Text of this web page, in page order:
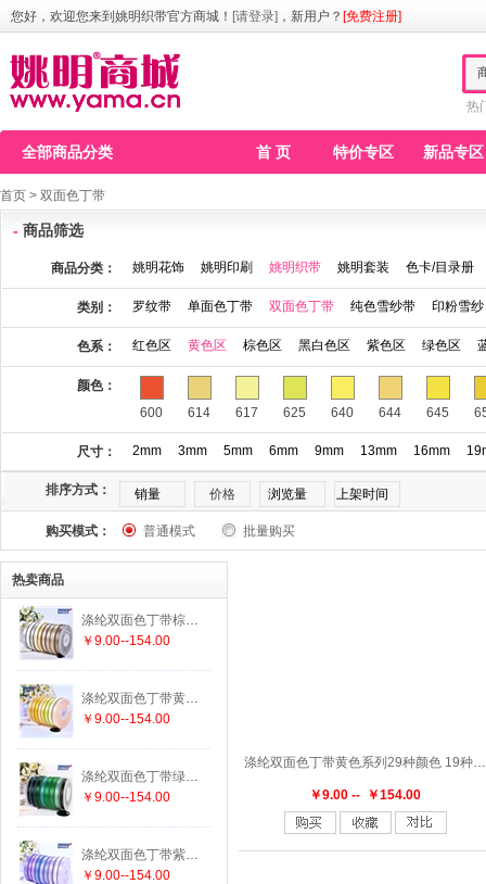
您好，欢迎您来到姚明织带官方商城！ [请登录] ，新用户？ [免费注册]
热
全部商品分类 首 页 特价专区 新品专区
首页 > 双面色丁带
- 商品筛选
商品分类： 姚明花饰 姚明印刷 姚明织带 姚明套装 色卡/目录册
类别： 罗纹带 单面色丁带 双面色丁带 纯色雪纱带 印粉雪纱
色系： 红色区 黄色区 棕色区 黑白色区 紫色区 绿色区
颜色：
600
614 617 625 640 644 645
761 765 777 779 780 785 789
尺寸： 2mm 3mm 5mm 6mm 9mm 13mm 16mm
排序方式： 销量 价格 浏览量 上架时间
购买模式： 普通模式 批量购买
涤纶双面色丁带黄色系列29种颜色 19种尺寸
￥9.00 -- ￥154.00
热卖商品
涤纶双面色丁带棕色系列25种颜色 19种尺寸
￥9.00--154.00
涤纶双面色丁带黄色系列29种颜色 19种尺寸
￥9.00--154.00
涤纶双面色丁带绿色系列29种颜色 19种尺寸
￥9.00--154.00
涤纶双面色丁带紫色系列15种颜色 19种尺寸
￥9.00--154.00